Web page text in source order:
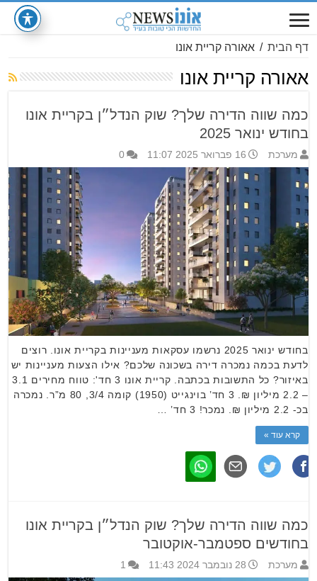
דף הבית / אאורה קריית אונו
אאורה קריית אונו
כמה שווה הדירה שלך? שוק הנדל״ן בקריית אונו
בחודש ינואר 2025
מערכת 16 פברואר 2025 11:07 0
בחודש ינואר 2025 נרשמו עסקאות מעניינות בקריית אונו. רוצים
לדעת בכמה נמכרה דירה בשכונה שלכם? אילו הצעות מעניינות יש
באיזור? כל התשובות בכתבה. קריית אונו 3 חד': טווח מחירים 3.1
– 2.2 מיליון ₪. 3 חד’ בוינגייט (1950) קומה 3/4, 80 מ”ר. נמכרה
בכ- 2.2 מיליון ₪. נמכר! 3 חד’ …
קרא עוד »
כמה שווה הדירה שלך? שוק הנדל״ן בקריית אונו
בחודשים ספטמבר-אוקטובר
מערכת 28 נובמבר 2024 11:43 1